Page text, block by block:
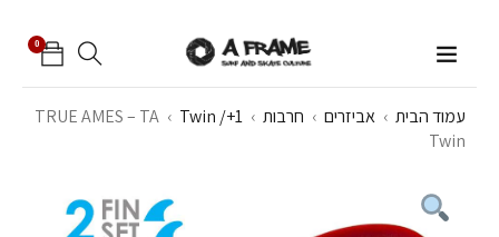
0
עמוד הבית › אביזרים › חרבות ›
Twin /+1
›
TRUE AMES – TA
Twin